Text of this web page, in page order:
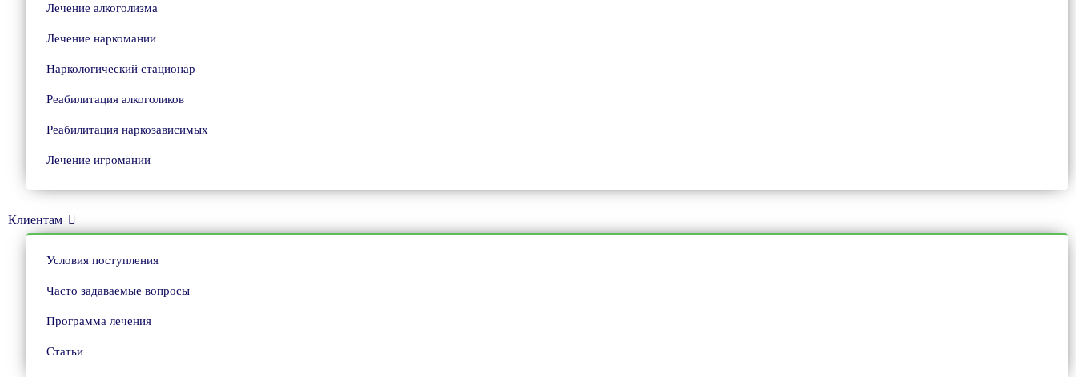
Лечение алкоголизма
Лечение наркомании
Наркологический стационар
Реабилитация алкоголиков
Реабилитация наркозависимых
Лечение игромании
Клиентам
Условия поступления
Часто задаваемые вопросы
Программа лечения
Статьи